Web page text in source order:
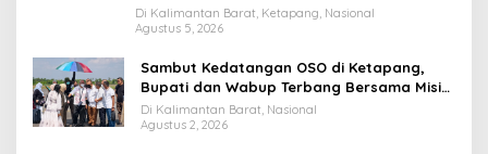
Cuaca Ekstrem
Di Kalimantan Barat, Ketapang, Nasional
Agustus 5, 2026
Sambut Kedatangan OSO di Ketapang,
Bupati dan Wabup Terbang Bersama Misi
Keberkahan MTQ XXXIV di Kayong Utara
Di Kalimantan Barat, Nasional
Agustus 2, 2026